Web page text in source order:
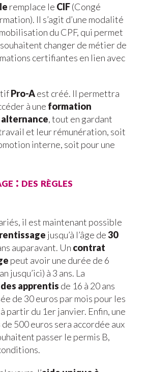
remplace le CIF(Congé
Il s’agit d’une modalité
du CPF, qui permet
changer de métier de
certifiantes en lien avec
Pro-Aest créé. Il permettra
à une formation
, tout en gardant
et leur rémunération, soit
interne, soit pour une
: des règles
il est maintenant possible
jusqu’à l’âge de30
auparavant. Un contrat
peut avoir une durée de 6
jusqu’ici) à 3 ans. La
apprentis de 16 à 20 ans
de 30 euros par mois pour les
partir du 1er janvier. Enfin, une
de 500 euros sera accordée aux
passer le permis B,